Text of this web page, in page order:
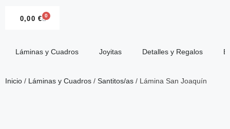
0,00 € 0
Láminas y Cuadros Joyitas Detalles y Regalos
Inicio / Láminas y Cuadros / Santitos/as / Lámina San Joaquín